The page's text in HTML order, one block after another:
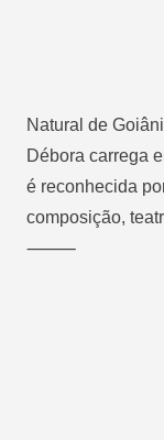
Natural de
Débora carrega
é reconhecida
composição,
⸻